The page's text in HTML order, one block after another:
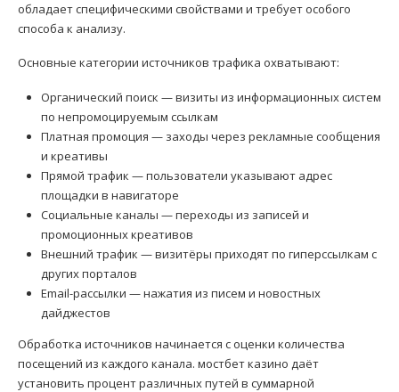
обладает специфическими свойствами и требует особого
способа к анализу.
Основные категории источников трафика охватывают:
Органический поиск — визиты из информационных систем
по непромоцируемым ссылкам
Платная промоция — заходы через рекламные сообщения
и креативы
Прямой трафик — пользователи указывают адрес
площадки в навигаторе
Социальные каналы — переходы из записей и
промоционных креативов
Внешний трафик — визитёры приходят по гиперссылкам с
других порталов
Email-рассылки — нажатия из писем и новостных
дайджестов
Обработка источников начинается с оценки количества
посещений из каждого канала. мостбет казино даёт
установить процент различных путей в суммарной